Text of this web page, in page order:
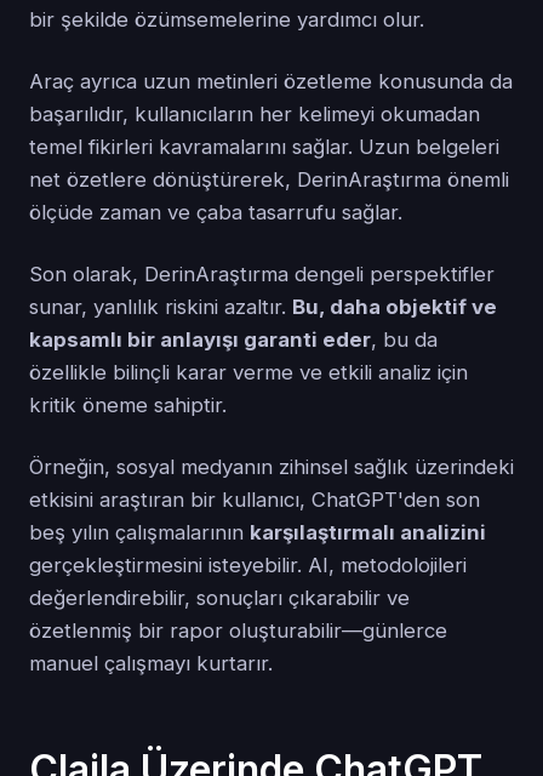
bir şekilde özümsemelerine yardımcı olur.
Araç ayrıca uzun metinleri özetleme konusunda da
başarılıdır, kullanıcıların her kelimeyi okumadan
temel fikirleri kavramalarını sağlar. Uzun belgeleri
net özetlere dönüştürerek, DerinAraştırma önemli
ölçüde zaman ve çaba tasarrufu sağlar.
Son olarak, DerinAraştırma dengeli perspektifler
sunar, yanlılık riskini azaltır. Bu, daha objektif ve
kapsamlı bir anlayışı garanti eder, bu da
özellikle bilinçli karar verme ve etkili analiz için
kritik öneme sahiptir.
Örneğin, sosyal medyanın zihinsel sağlık üzerindeki
etkisini araştıran bir kullanıcı, ChatGPT'den son
beş yılın çalışmalarının karşılaştırmalı analizini
gerçekleştirmesini isteyebilir. AI, metodolojileri
değerlendirebilir, sonuçları çıkarabilir ve
özetlenmiş bir rapor oluşturabilir—günlerce
manuel çalışmayı kurtarır.